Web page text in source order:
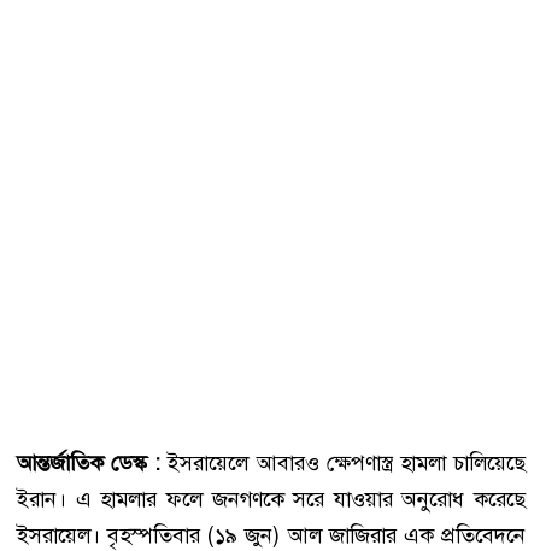
আন্তর্জাতিক ডেস্ক :ইসরায়েলে আবারও ক্ষেপণাস্ত্র হামলা চালিয়েছে
ইরান। এ হামলার ফলে জনগণকে সরে যাওয়ার অনুরোধ করেছে
ইসরায়েল। বৃহস্পতিবার (১৯ জুন) আল জাজিরার এক প্রতিবেদনে